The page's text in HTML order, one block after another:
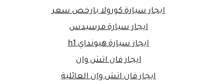
ايجار سيارة كورولا بارخص سعر
ايجار سيارة مرسيدس
ايجار سيارة هيونداي h1
ايجار فان اتش وان
ايجار فان اتش وان العائلية